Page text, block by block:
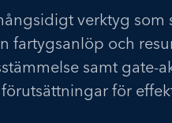
verktyg
fartygsanlöp och
samt gate-
för